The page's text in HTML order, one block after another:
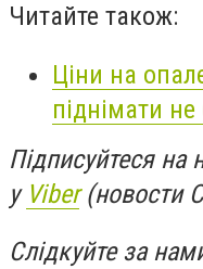
Читайте також:
Ціни на
піднімати не
Підписуйтеся на
у Viber(новости
Слідкуйте за